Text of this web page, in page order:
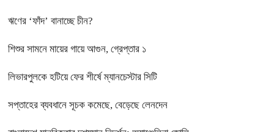
ঋণের ‘ফাঁদ’ বানাচ্ছে চীন?
শিশুর সামনে মায়ের গায়ে আগুন, গ্রেপ্তার ১
লিভারপুলকে হটিয়ে ফের শীর্ষে ম্যানচেস্টার সিটি
সপ্তাহের ব্যবধানে সূচক কমেছে, বেড়েছে লেনদেন